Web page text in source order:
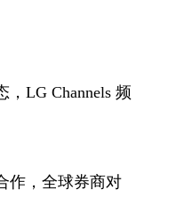
，LG Channels 频
作，全球券商对